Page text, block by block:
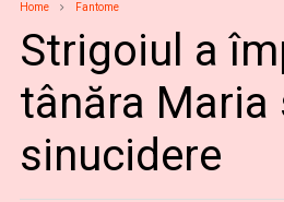
Home Fantome
Strigoiul a
tânăra Maria
sinucidere